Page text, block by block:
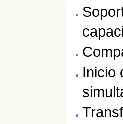
Inicio